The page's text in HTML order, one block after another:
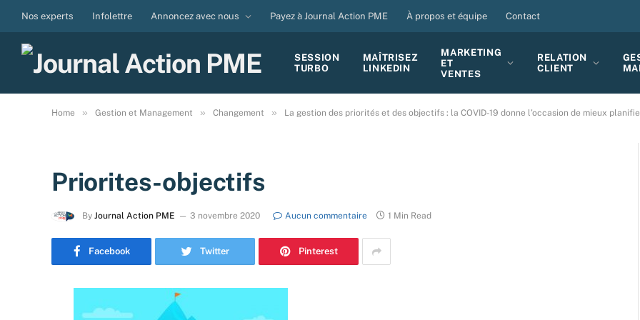
Nos experts Infolettre Annoncez avec nous Payez à Journal Action PME À propos et équipe Contact
SESSION
TURBO
MAÎTRISEZ
LINKEDIN
MARKETING
ET
VENTES
RELATION
CLIENT
Home » Gestion et Management » Changement » La gestion des priorités et des objectifs : la COVID-19 donne l’occasion de mieux
Priorites-objectifs
By Journal Action PME 3 novembre 2020 Aucun commentaire 1 Min Read
Facebook Twitter Pinterest